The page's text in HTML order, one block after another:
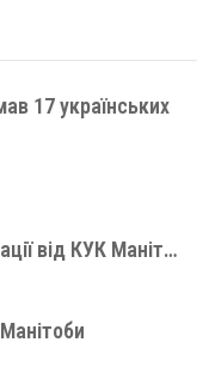
17 українських
від КУК Маніт…